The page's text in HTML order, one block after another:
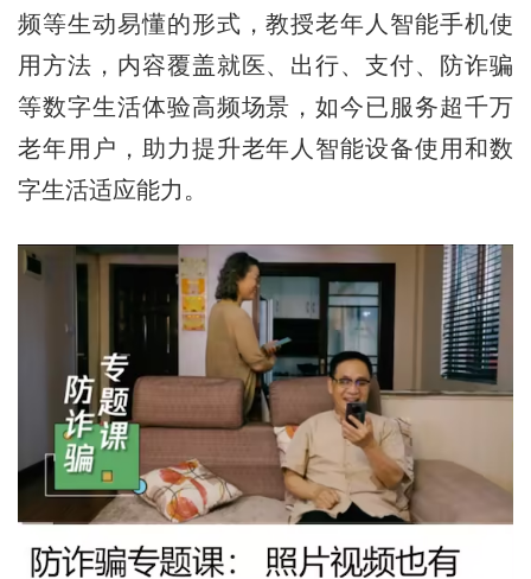
频等生动易懂的形式，教授老年人智能手机使
用方法，内容覆盖就医、出行、支付、防诈骗
等数字生活体验高频场景，如今已服务超千万
老年用户，助力提升老年人智能设备使用和数
字生活适应能力。